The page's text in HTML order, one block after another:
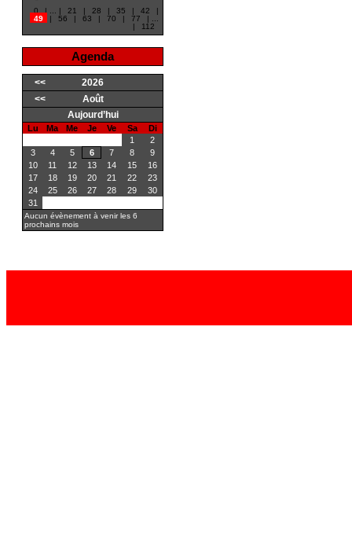
0
| | 21 | 28 | 35 | 42
|
49
| 56 | 63 | 70 | 77 |
|
112
Agenda
<<
2026
<<
Août
Aujourd’hui
Lu Ma Me Je Ve Sa
Di
1
2
3
4 5 6 7 8
9
10
11 12 13 14 15
16
17
18 19 20 21 22
23
24
25 26 27 28 29
30
31
Aucun évènement à venir les 6
prochains mois